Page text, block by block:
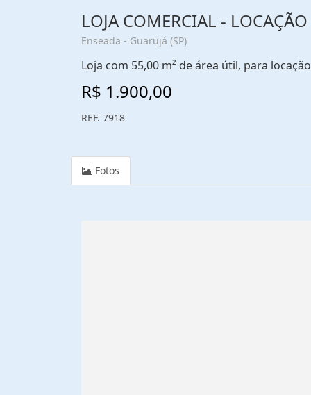
LOJA COMERCIAL -
Enseada - Guarujá (SP)
Loja com 55,00 m² de área útil, para
R$ 1.900,00
REF. 7918
Fotos